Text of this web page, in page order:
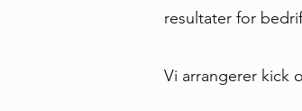
resultater for
Vi arrangerer kick